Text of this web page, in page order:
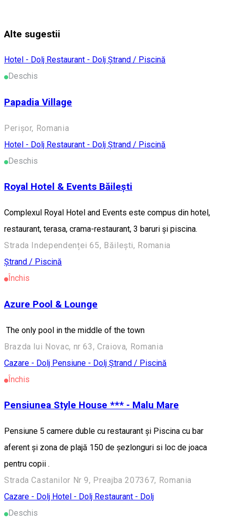
Alte sugestii
Hotel - Dolj Restaurant - Dolj Ștrand / Piscină
Deschis
Papadia Village
Perișor, Romania
Hotel - Dolj Restaurant - Dolj Ștrand / Piscină
Deschis
Royal Hotel & Events Băilești
Complexul Royal Hotel and Events este compus din hotel,
restaurant, terasa, crama-restaurant, 3 baruri și piscina.
Strada Independenței 65, Băilești, Romania
Ștrand / Piscină
Închis
Azure Pool & Lounge
The only pool in the middle of the town
Brazda lui Novac, nr 63, Craiova, Romania
Cazare - Dolj Pensiune - Dolj Ștrand / Piscină
Închis
Pensiunea Style House *** - Malu Mare
Pensiune 5 camere duble cu restaurant și Piscina cu bar
aferent și zona de plajă 150 de șezlonguri si loc de joaca
pentru copii .
Strada Castanilor Nr 9, Preajba 207367, Romania
Cazare - Dolj Hotel - Dolj Restaurant - Dolj
Deschis